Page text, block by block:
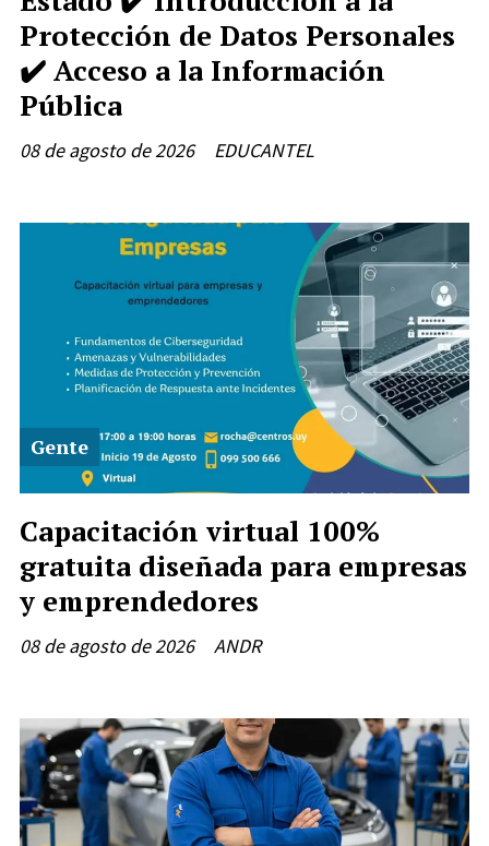
Protección de Datos Personales
✔️ Acceso a la Información
Pública
EDUCANTEL
08 de agosto de 2026
Capacitación virtual 100%
gratuita diseñada para empresas
y emprendedores
ANDR
Gente
08 de agosto de 2026